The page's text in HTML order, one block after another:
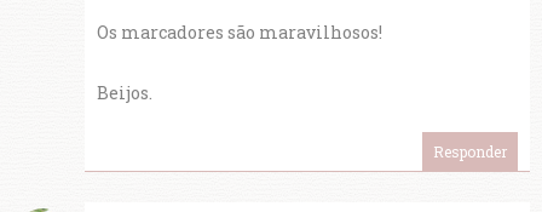
Os marcadores são maravilhosos!
Beijos.
Responder